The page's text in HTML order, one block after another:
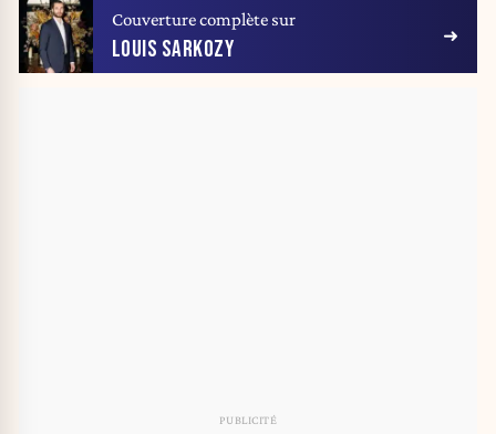
Couverture complète sur
LOUIS SARKOZY